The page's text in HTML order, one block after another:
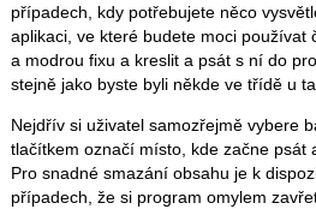
případech, kdy potřebujete něco
aplikaci, ve které budete moci používat
a modrou fixu a kreslit a psát s ní do
stejně jako byste byli někde ve třídě u
Nejdřív si uživatel samozřejmě vybere
tlačítkem označí místo, kde začne psát
Pro snadné smazání obsahu je k
případech, že si program omylem